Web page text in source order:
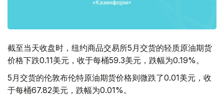
截至当天收盘时，纽约商品交易所5月交货的轻质原油期货
价格下跌0.11美元，收于每桶59.3美元，跌幅为0.19%。
5月交货的伦敦布伦特原油期货价格则微跌了0.01美元，收
于每桶67.82美元，跌幅为0.01%。